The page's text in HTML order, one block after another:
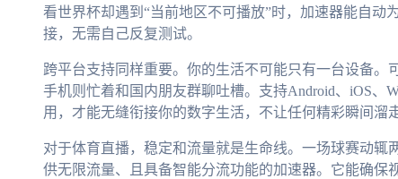
看世界杯却遇到“当前地区不可播放”时，加速器能自动
接，无需自己反复测试。
跨平台支持同样重要。你的生活不可能只有一台设备。
手机则忙着和国内朋友群聊吐槽。支持Android、iOS、
用，才能无缝衔接你的数字生活，不让任何精彩瞬间溜走
对于体育直播，稳定和流量就是生命线。一场球赛动辄
供无限流量、且具备智能分流功能的加速器。它能确保